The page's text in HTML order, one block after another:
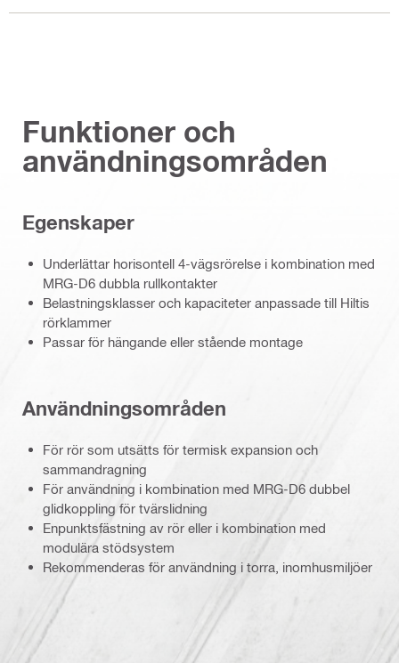
Funktioner och
användningsområden
Egenskaper
Underlättar horisontell 4-vägsrörelse i kombination med
MRG-D6 dubbla rullkontakter
Belastningsklasser och kapaciteter anpassade till Hiltis
rörklammer
Passar för hängande eller stående montage
Användningsområden
För rör som utsätts för termisk expansion och
sammandragning
För användning i kombination med MRG-D6 dubbel
glidkoppling för tvärslidning
Enpunktsfästning av rör eller i kombination med
modulära stödsystem
Rekommenderas för användning i torra, inomhusmiljöer